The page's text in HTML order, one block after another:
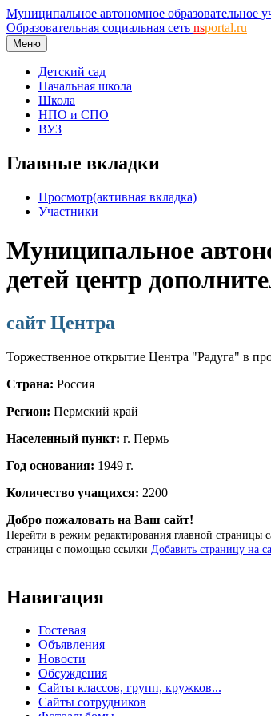
Муниципальное автономное образовательное
Образовательная социальная сеть nsportal.ru
Меню
Детский сад
Начальная школа
Школа
НПО и СПО
ВУЗ
Главные вкладки
Просмотр(активная вкладка)
Участники
Муниципальное
детей центр
сайт Центра
Торжественное открытие Центра "Радуга" в
Страна: Россия
Регион: Пермский край
Населенный пункт: г. Пермь
Год основания: 1949 г.
Количество учащихся: 2200
Добро пожаловать на Ваш сайт!
Перейти в режим редактирования главной
страницы с помощью ссылки Добавить страницу на
Навигация
Гостевая
Объявления
Новости
Обсуждения
Сайты классов, групп, кружков...
Сайты сотрудников